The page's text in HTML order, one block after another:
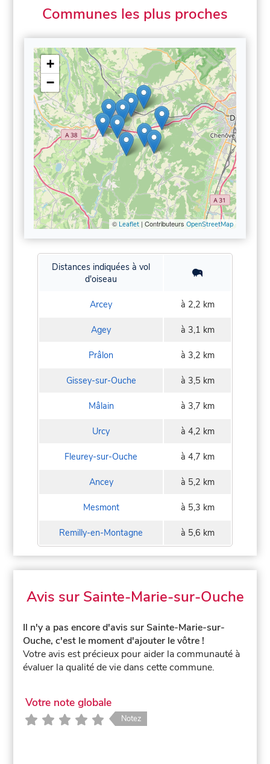
Communes les plus proches
+
−
© Leaflet| Contributeurs OpenStreetMap
Distances indiquées à vol
d'oiseau
Arcey à 2,2 km
Agey à 3,1 km
Prâlon à 3,2 km
Gissey-sur-Ouche à 3,5 km
Mâlain à 3,7 km
Urcy à 4,2 km
Fleurey-sur-Ouche à 4,7 km
Ancey à 5,2 km
Mesmont à 5,3 km
Remilly-en-Montagne à 5,6 km
Avis sur Sainte-Marie-sur-Ouche
Il n'y a pas encore d'avis sur Sainte-Marie-sur-
Ouche, c'est le moment d'ajouter le vôtre !
Votre avis est précieux pour aider la communauté à
évaluer la qualité de vie dans cette commune.
Votre note globale
Notez